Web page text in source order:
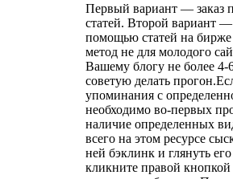
Первый вариант — заказ
статей. Второй вариант
помощью статей на
метод не для молодого
Вашему блогу не более 4-
советую делать
упоминания с
необходимо во-первых
наличие определенных
всего на этом ресурсе
ней бэклинк и глянуть
кликните правой